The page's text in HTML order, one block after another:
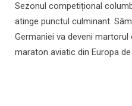
Sezonul competițional
atinge punctul culminant.
Germaniei va deveni
maraton aviatic din Europa